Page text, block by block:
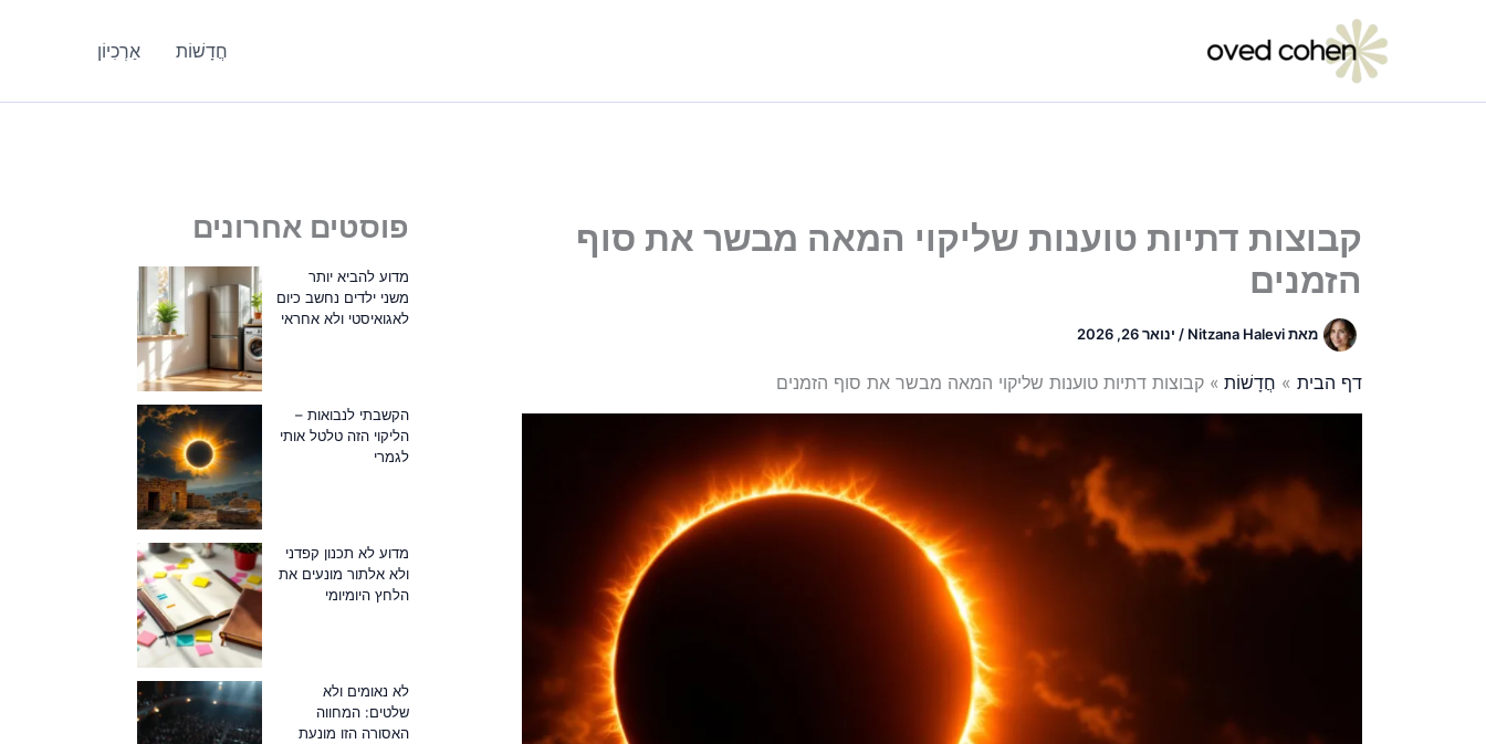
חֲדָשׁוֹת אַרְכִיוֹן
קבוצות דתיות טוענות שליקוי המאה מבשר את סוף
הזמנים
מאתNitzana Halevi
/ ינואר 26, 2026
דף הבית חֲדָשׁוֹת קבוצות דתיות טוענות שליקוי המאה מבשר את סוף הזמנים
פוסטים אחרונים
מדוע להביא יותר
משני ילדים נחשב כיום
לאגואיסטי ולא אחראי
הקשבתי לנבואות –
הליקוי הזה טלטל אותי
לגמרי
מדוע לא תכנון קפדני
ולא אלתור מונעים את
הלחץ היומיומי
לא נאומים ולא
שלטים: המחווה
האסורה הזו מונעת